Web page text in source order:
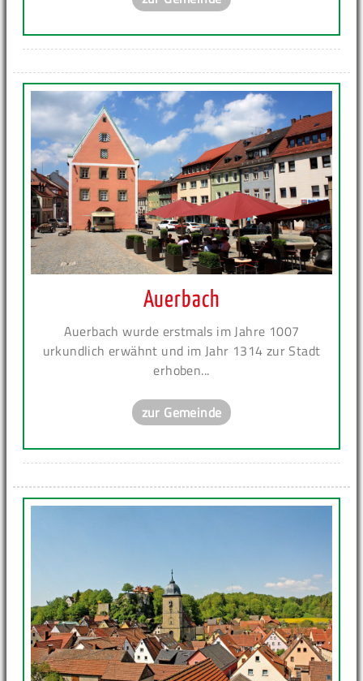
Auerbach
Auerbach wurde erstmals im Jahre 1007
urkundlich erwähnt und im Jahr 1314 zur Stadt
erhoben...
zur Gemeinde